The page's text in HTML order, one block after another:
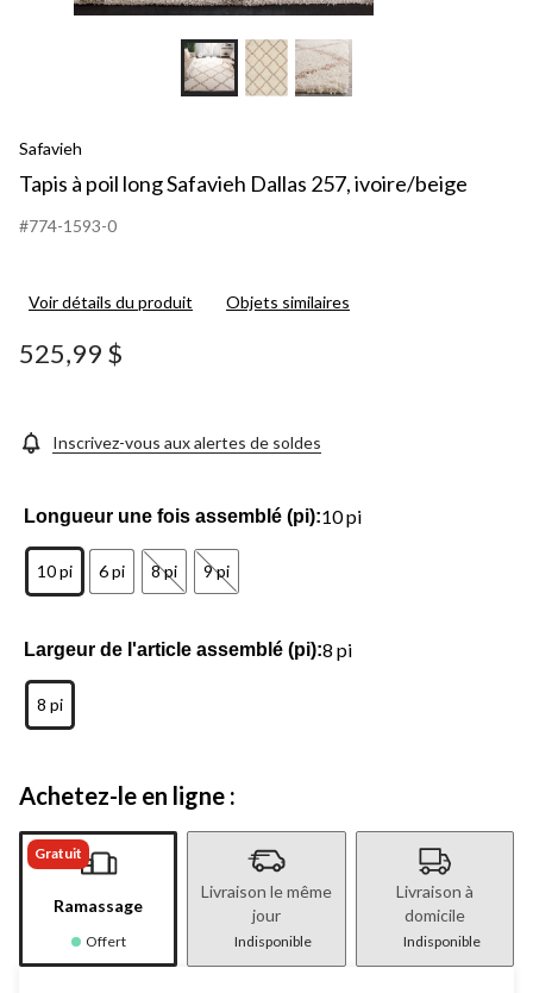
Safavieh
Tapis à poil long Safavieh Dallas 257, ivoire/beige
#774-1593-0
Voir détails du produit Objets similaires
525,99 $
Inscrivez-vous aux alertes de soldes
Longueur une fois assemblé (pi):10 pi
10 pi 6 pi 8 pi 9 pi
Largeur de l'article assemblé (pi):8 pi
8 pi
Achetez-le en ligne :
Gratuit
Ramassage
Offert
Livraison le même
jour
Indisponible
Livraison à
domicile
Indisponible